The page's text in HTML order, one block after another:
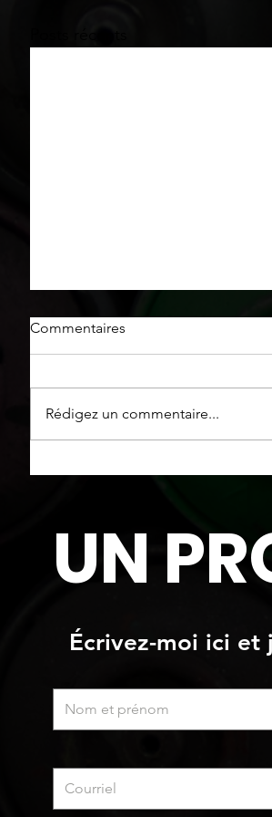
Oeuvre originale
Commentaires
Rédigez un commentaire...
UN
Écrivez-moi ici